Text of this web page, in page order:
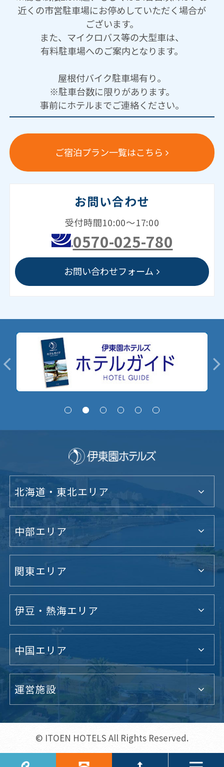
近くの市営駐車場にお停めしていただく場合が
ございます。
また、マイクロバス等の大型車は、
有料駐車場へのご案内となります。
屋根付バイク駐車場有り。
※駐車台数に限りがあります。
事前にホテルまでご連絡ください。
ご宿泊プラン一覧はこちら
お問い合わせ
受付時間10:00～17:00
0570-025-780
お問い合わせフォーム
北海道・東北エリア
中部エリア
関東エリア
伊豆・熱海エリア
中国エリア
運営施設
© ITOEN HOTELS All Rights Reserved.